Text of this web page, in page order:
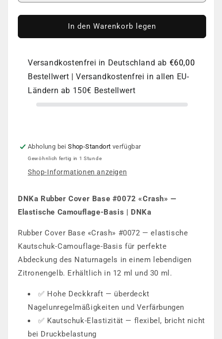
Cover
Base
Crash
Cover
Base
|
Crash
In den Warenkorb legen
Versandkostenfrei in Deutschland ab €60,00
Bestellwert | Versandkostenfrei in allen EU-
Ländern ab 150€ Bestellwert
Abholung beiShop-Standort verfügbar
Gewöhnlich fertig in 1 Stunde
Shop-Informationen anzeigen
DNKa Rubber Cover Base #0072 «Crash» —
Elastische Camouflage-Basis | DNKa
Rubber Cover Base «Crash» #0072 — elastische
Kautschuk-Camouflage-Basis für perfekte
Abdeckung des Naturnagels in einem lebendigen
Zitronengelb. Erhältlich in 12 ml und 30 ml.
✅ Hohe Deckkraft — überdeckt
Nagelunregelmäßigkeiten und Verfärbungen
✅ Kautschuk-Elastizität — flexibel, bricht nicht
bei Druckbelastung